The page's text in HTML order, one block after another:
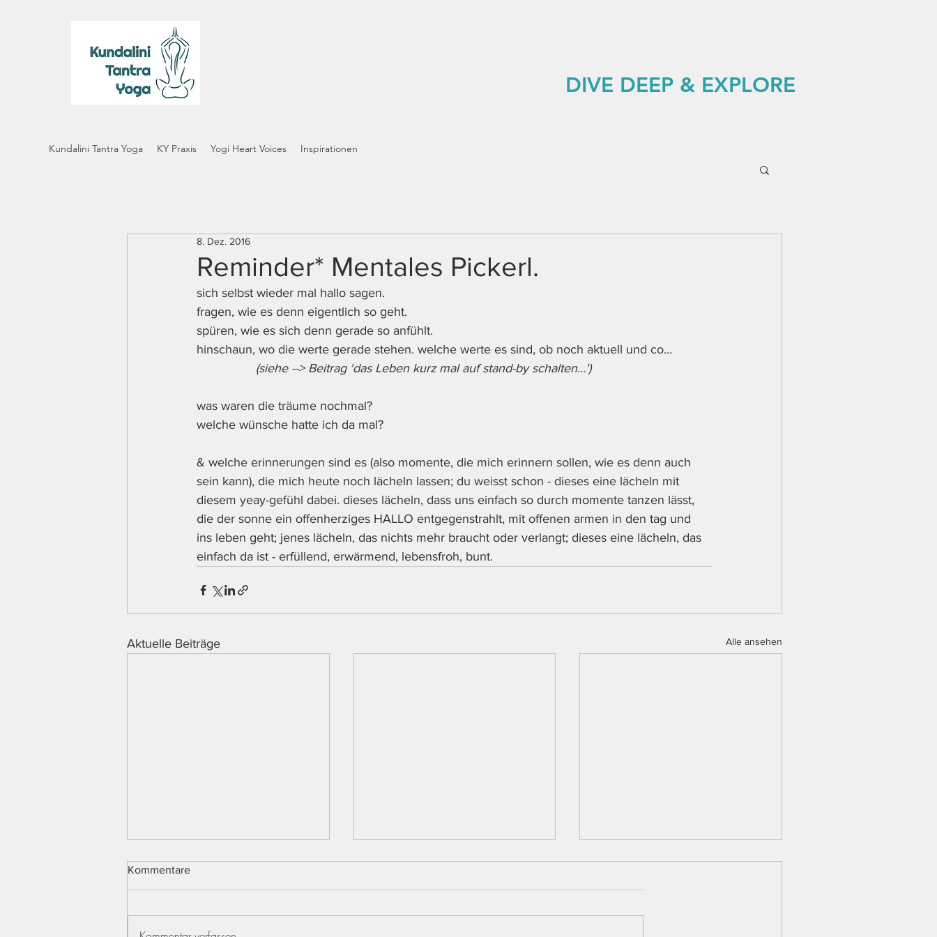
DIVE DEEP & EXPLORE
Kundalini Tantra Yoga KY Praxis Yogi Heart Voices Inspirationen
Reminder* Mentales Pickerl.
8. Dez. 2016
sich selbst wieder mal hallo sagen.
fragen, wie es denn eigentlich so geht.
spüren, wie es sich denn gerade so anfühlt.
hinschaun, wo die werte gerade stehen. welche werte es sind, ob noch aktuell und co…
(siehe --> Beitrag 'das Leben kurz mal auf stand-by schalten...')
was waren die träume nochmal?
welche wünsche hatte ich da mal?
& welche erinnerungen sind es (also momente, die mich erinnern sollen, wie es denn auch
sein kann), die mich heute noch lächeln lassen; du weisst schon - dieses eine lächeln mit
diesem yeay-gefühl dabei. dieses lächeln, dass uns einfach so durch momente tanzen lässt,
die der sonne ein offenherziges HALLO entgegenstrahlt, mit offenen armen in den tag und
ins leben geht; jenes lächeln, das nichts mehr braucht oder verlangt; dieses eine lächeln, das
einfach da ist - erfüllend, erwärmend, lebensfroh, bunt.
Aktuelle Beiträge Alle ansehen
Kommentare